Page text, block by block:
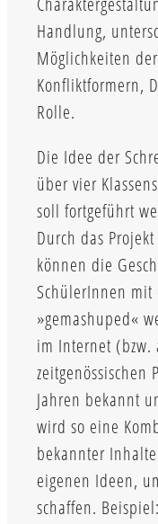
Handlung,
Möglichkeiten
Konfliktformern,
Rolle.
Die Idee der
über vier
soll fortgeführt
Durch das
können die
SchülerInnen
»gemashuped«
im Internet
zeitgenössischen
Jahren bekannt
wird so eine
bekannter
eigenen Ideen,
schaffen.